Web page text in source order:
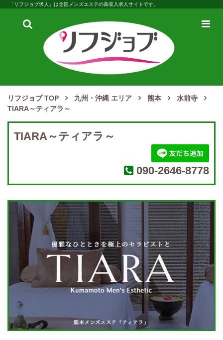
「リフジョブ求人」は全国メンズエステの高収入求人サイトです。
検
メ
リフジョブ TOP 九州・沖縄 エリア 熊本
水前寺
TIARA～ティアラ～
TIARA～ティアラ～
090-2646-8778